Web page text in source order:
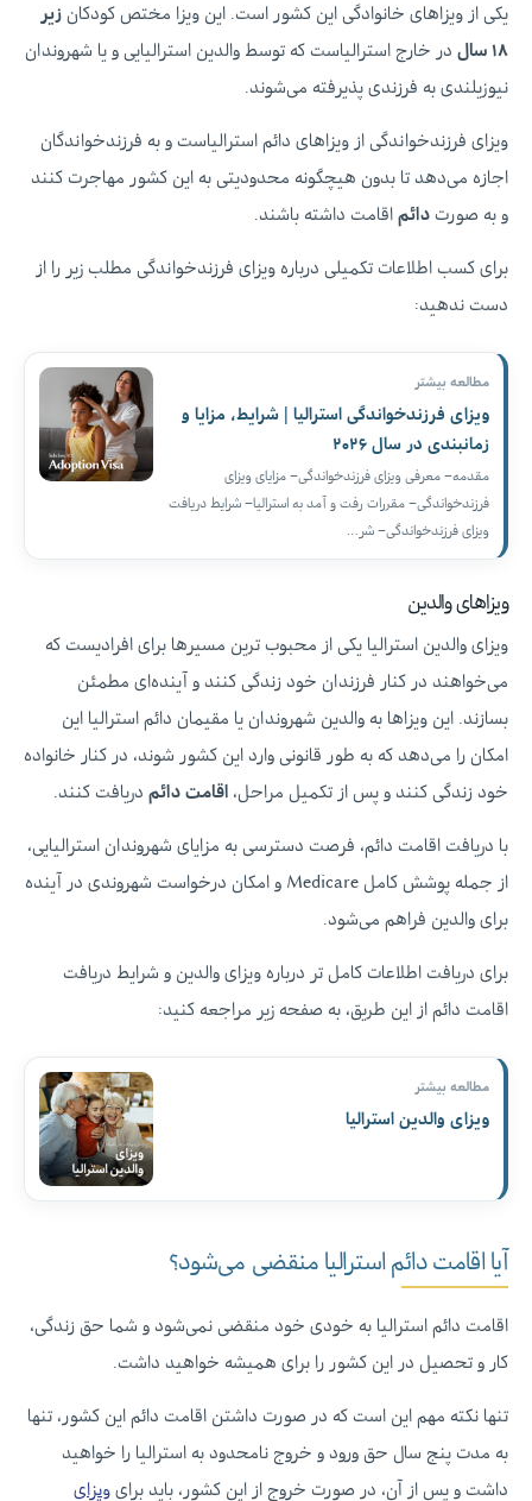
یکی از ویزاهای خانوادگی این کشور است. این ویزا مختص کودکان زیر
۱۸ سال
در خارج استرالیاست که توسط والدین استرالیایی و یا شهروندان
نیوزیلندی به فرزندی پذیرفته می‌شوند.
ویزای فرزندخواندگی از ویزاهای دائم استرالیاست و به فرزندخواندگان
اجازه می‌دهد تا بدون هیچگونه محدودیتی به این کشور مهاجرت کنند
و به صورت دائم اقامت داشته باشند.
برای کسب اطلاعات تکمیلی درباره ویزای فرزندخواندگی مطلب زیر را از
دست ندهید:
مطالعه بیشتر
ویزای فرزندخواندگی استرالیا | شرایط، مزایا و
زمانبندی در سال ۲۰۲۶
مقدمه– معرفی ویزای فرزندخواندگی– مزایای ویزای
فرزندخواندگی– مقررات رفت و آمد به استرالیا– شرایط دریافت
ویزای فرزندخواندگی– شر…
ویزاهای والدین
ویزای والدین استرالیا یکی از محبوب‌ ترین مسیرها برای افرادیست که
می‌خواهند در کنار فرزندان خود زندگی کنند و آینده‌ای مطمئن
بسازند. این ویزاها به والدین شهروندان یا مقیمان دائم استرالیا این
امکان را می‌دهد که به طور قانونی وارد این کشور شوند، در کنار خانواده
خود زندگی کنند و پس از تکمیل مراحل، اقامت دائم دریافت کنند.
با دریافت اقامت دائم، فرصت دسترسی به مزایای شهروندان استرالیایی،
از جمله پوشش کامل Medicare و امکان درخواست شهروندی در آینده
برای والدین فراهم می‌شود.
برای دریافت اطلاعات کامل‌ تر درباره ویزای والدین و شرایط دریافت
اقامت دائم از این طریق، به صفحه زیر مراجعه کنید:
مطالعه بیشتر
ویزای والدین استرالیا
آیا اقامت دائم استرالیا منقضی می‌شود؟
اقامت دائم استرالیا به‌ خودی‌ خود منقضی نمی‌شود و شما حق زندگی،
کار و تحصیل در این کشور را برای همیشه خواهید داشت.
تنها نکته مهم این است که در صورت داشتن اقامت دائم این کشور، تنها
به مدت پنج سال حق ورود و خروج نامحدود به استرالیا را خواهید
داشت و پس از آن، در صورت خروج از این کشور، باید برای ویزای